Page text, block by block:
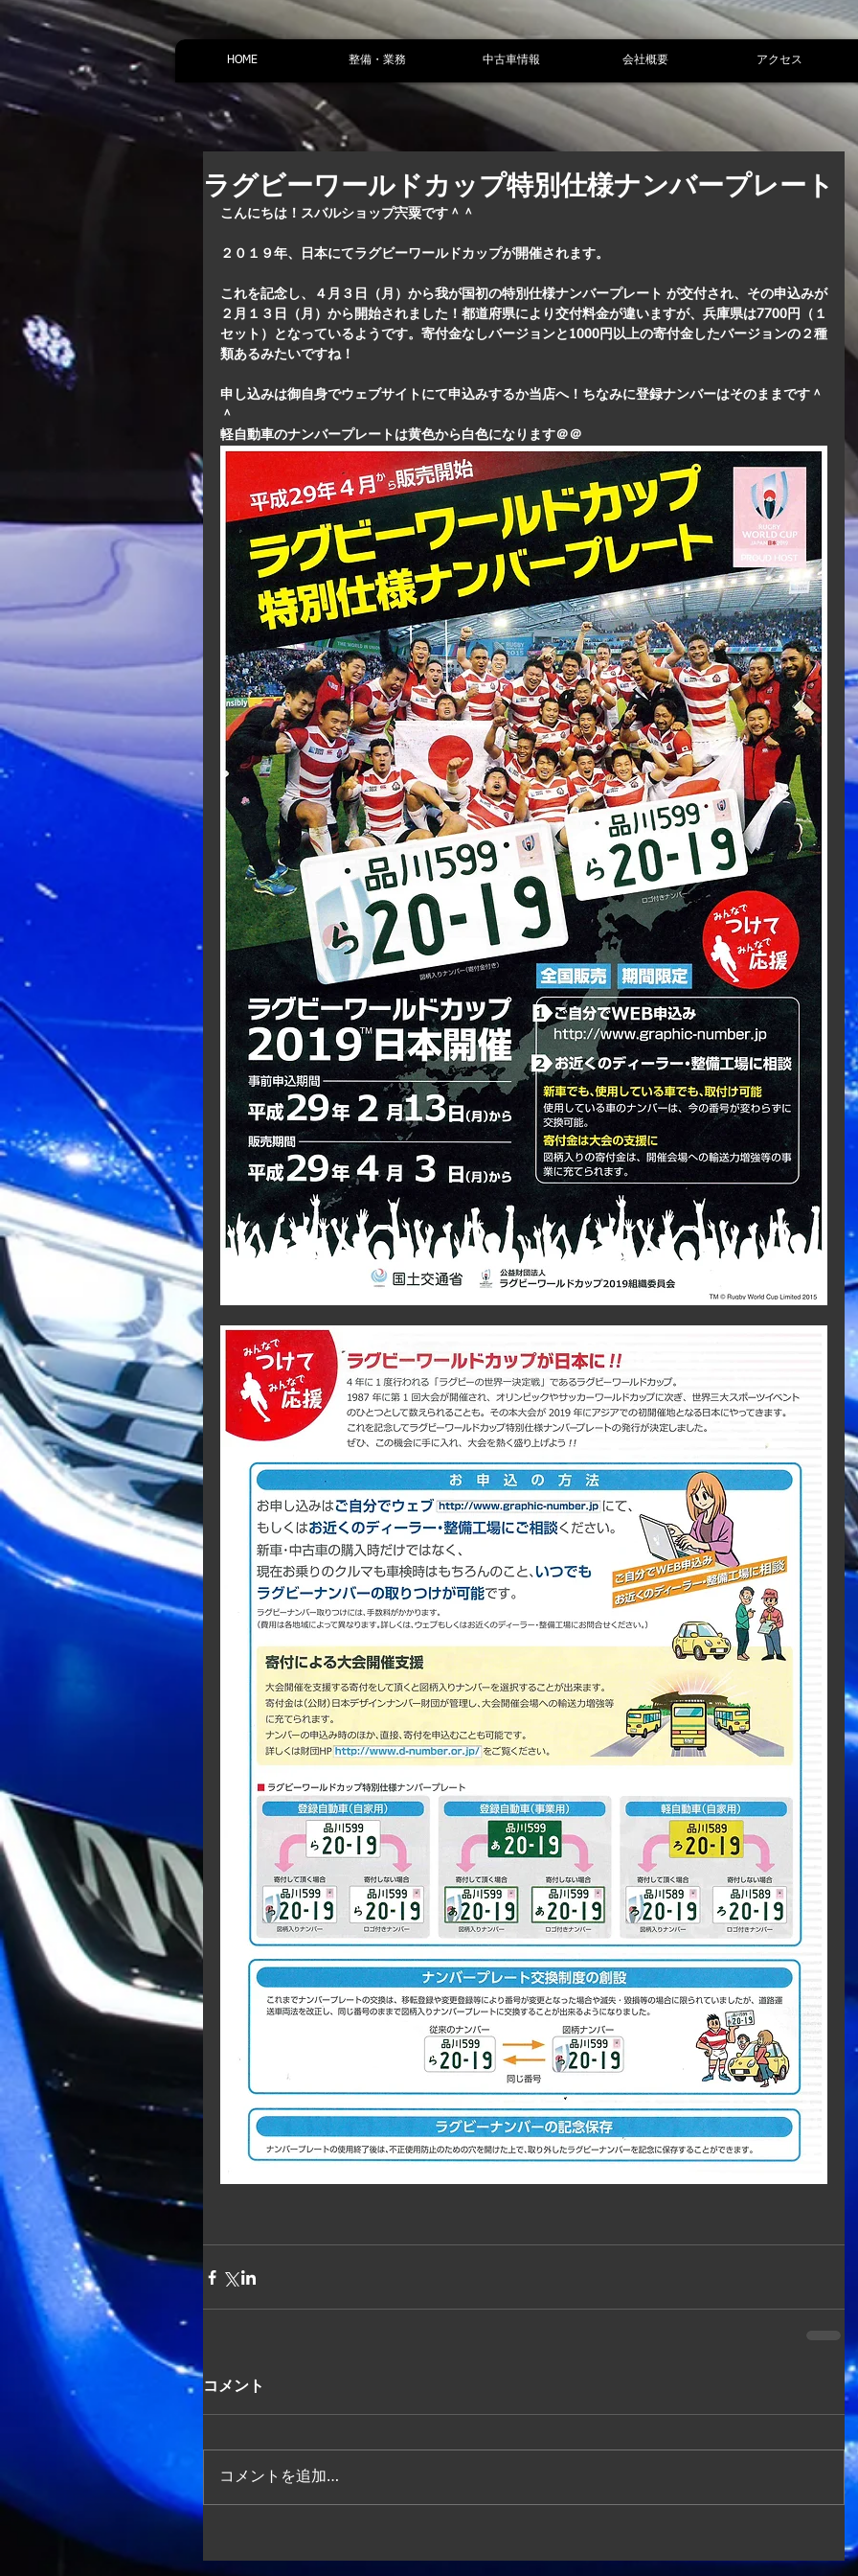
HOME 整備・業務 中古車情報 会社概要 アクセス
ラグビーワールドカップ特別仕様ナンバープレート
こんにちは！スバルショップ宍粟です＾＾
２０１９年、日本にてラグビーワールドカップが開催されます。
これを記念し、４月３日（月）から我が国初の特別仕様ナンバープレート が交付され、その申込みが
２月１３日（月）から開始されました！都道府県により交付料金が違いますが、兵庫県は7700円（１
セット）となっているようです。寄付金なしバージョンと1000円以上の寄付金したバージョンの２種
類あるみたいですね！
申し込みは御自身でウェブサイトにて申込みするか当店へ！ちなみに登録ナンバーはそのままです＾
＾
軽自動車のナンバープレートは黄色から白色になります＠＠
コメント
コメントを追加…